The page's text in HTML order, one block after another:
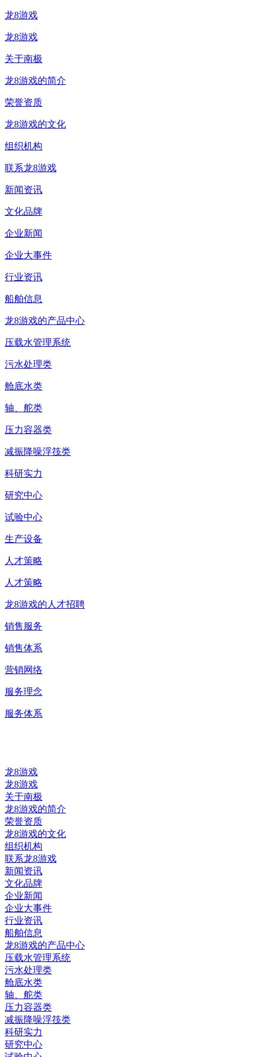
龙8游戏
龙8游戏
关于南极
龙8游戏的简介
荣誉资质
龙8游戏的文化
组织机构
联系龙8游戏
新闻资讯
文化品牌
企业新闻
企业大事件
行业资讯
船舶信息
龙8游戏的产品中心
压载水管理系统
污水处理类
舱底水类
轴、舵类
压力容器类
减振降噪浮筏类
科研实力
研究中心
试验中心
生产设备
人才策略
人才策略
龙8游戏的人才招聘
销售服务
销售体系
营销网络
服务理念
服务体系
龙8游戏
龙8游戏
关于南极
龙8游戏的简介
荣誉资质
龙8游戏的文化
组织机构
联系龙8游戏
新闻资讯
文化品牌
企业新闻
企业大事件
行业资讯
船舶信息
龙8游戏的产品中心
压载水管理系统
污水处理类
舱底水类
轴、舵类
压力容器类
减振降噪浮筏类
科研实力
研究中心